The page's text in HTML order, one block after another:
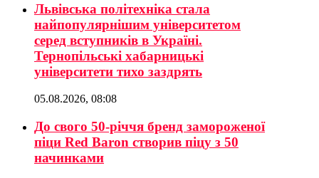
Львівська політехніка стала
найпопулярнішим університетом
серед вступників в Україні.
Тернопільські хабарницькі
університети тихо заздрять
05.08.2026, 08:08
До свого 50-річчя бренд замороженої
піци Red Baron створив піцу з 50
начинками